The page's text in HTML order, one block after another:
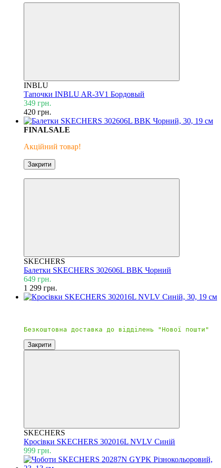
INBLU
Тапочки INBLU AR-3V1 Бордовый
349 грн.
420 грн.
FINALSALE
Акційний товар!
Закрити
SKECHERS
Балетки SKECHERS 302606L BBK Чорний
649 грн.
1 299 грн.
Закрити
SKECHERS
Кросівки SKECHERS 302016L NVLV Синій
999 грн.